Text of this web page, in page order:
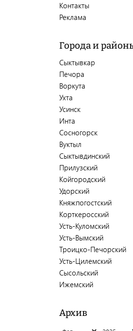
Контакты
Реклама
Города и
Сыктывкар
Печора
Воркута
Ухта
Усинск
Инта
Сосногорск
Вуктыл
Сыктывдинский
Прилузский
Койгородский
Удорский
Княжпогостский
Корткеросский
Усть-Куломский
Усть-Вымский
Троицко-Печорский
Усть-Цилемский
Сысольский
Ижемский
Архив